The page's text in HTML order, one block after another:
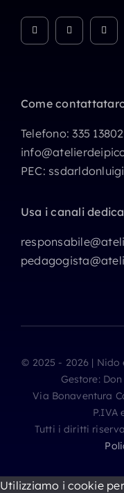
Come
Telefono:335
PEC:
Usa i canali
© 2025 - 2026 | Nido
Gestore:
Via Bonaventura
P.IVA
Tutti i diritti
Utilizziamo i cookie